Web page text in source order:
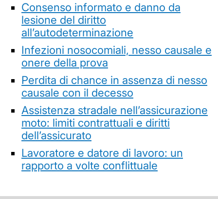
Consenso informato e danno da
lesione del diritto
all’autodeterminazione
Infezioni nosocomiali, nesso causale e
onere della prova
Perdita di chance in assenza di nesso
causale con il decesso
Assistenza stradale nell’assicurazione
moto: limiti contrattuali e diritti
dell’assicurato
Lavoratore e datore di lavoro: un
rapporto a volte conflittuale